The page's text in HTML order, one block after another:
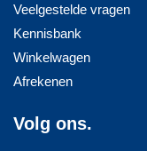
Veelgestelde vragen
Kennisbank
Winkelwagen
Afrekenen
Volg ons.